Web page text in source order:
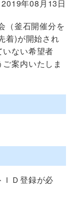
年08月13日
（釜石開催分を
着)が開始され
いない希望者
案内いたしま
Ｄ登録が必